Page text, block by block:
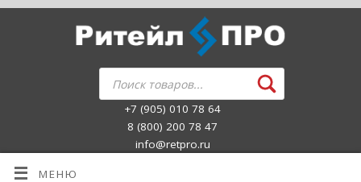
+7 (905) 010 78 64
8 (800) 200 78 47
info@retpro.ru
МЕНЮ